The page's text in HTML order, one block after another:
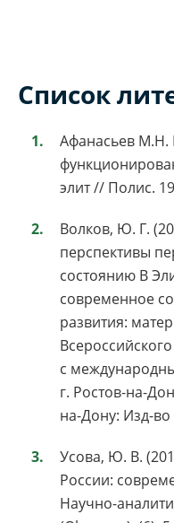
Список
Афанасьев М.Н.
элит // Полис.
Волков, Ю. Г.
перспективы
состоянию В
современное
развития:
с
г. Ростов-на-
на-Дону: Изд-
Усова, Ю. В.
России:
Научно-